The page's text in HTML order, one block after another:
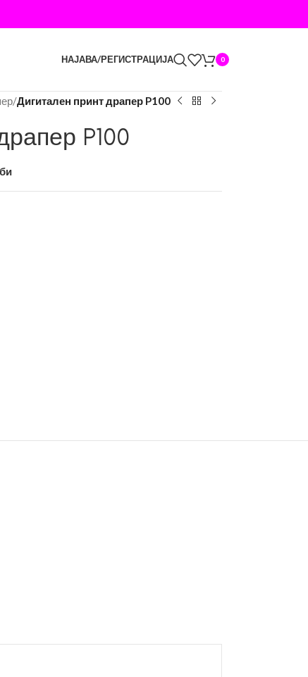
НАЈАВА/РЕГИСТРАЦИЈА 0
/Дигитален принт драпер P100
P100